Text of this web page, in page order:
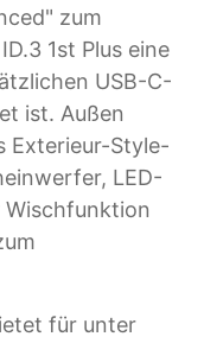
zum
1st Plus eine
USB-C-
ist. Außen
Exterieur-Style-
LED-
für unter